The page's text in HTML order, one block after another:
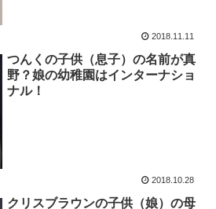
2018.11.11
つんくの子供（息子）の名前が真
野？娘の幼稚園はインターナショ
ナル！
2018.10.28
クリスブラウンの子供（娘）の母